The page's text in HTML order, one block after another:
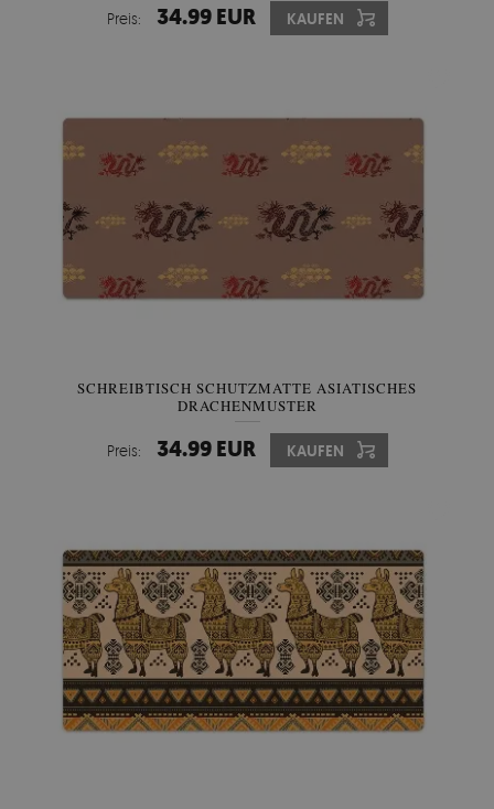
Preis: 34.99 EUR KAUFEN
SCHREIBTISCH SCHUTZMATTE ASIATISCHES
DRACHENMUSTER
Preis: 34.99 EUR KAUFEN